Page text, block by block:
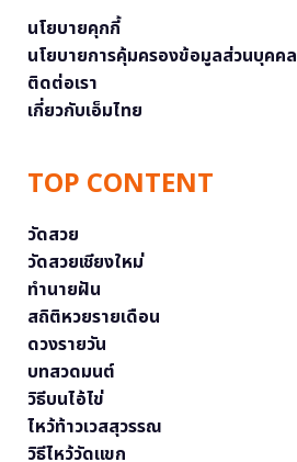
นโยบายคุกกี้
นโยบายการคุ้มครองข้อมูลส่วนบุคคล
ติดต่อเรา
เกี่ยวกับเอ็มไทย
TOP CONTENT
วัดสวย
วัดสวยเชียงใหม่
ทำนายฝัน
สถิติหวยรายเดือน
ดวงรายวัน
บทสวดมนต์
วิธีบนไอ้ไข่
ไหว้ท้าวเวสสุวรรณ
วิธีไหว้วัดแขก